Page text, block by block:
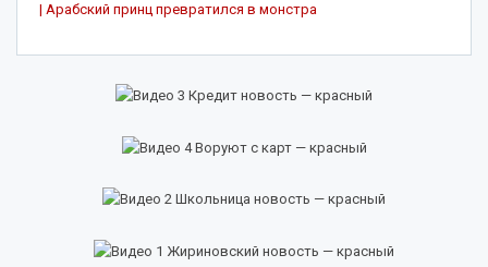
| Арабский принц превратился в монстра